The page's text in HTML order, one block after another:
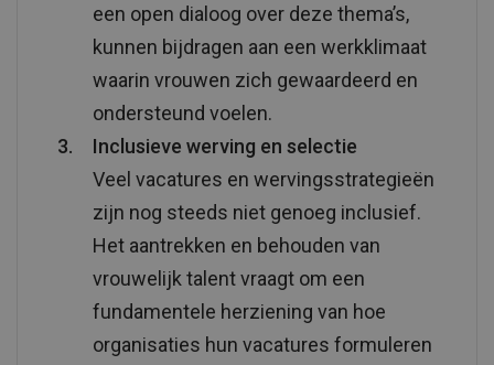
een open dialoog over deze thema’s,
kunnen bijdragen aan een werkklimaat
waarin vrouwen zich gewaardeerd en
ondersteund voelen.
Inclusieve werving en selectie
Veel vacatures en wervingsstrategieën
zijn nog steeds niet genoeg inclusief.
Het aantrekken en behouden van
vrouwelijk talent vraagt om een
fundamentele herziening van hoe
organisaties hun vacatures formuleren